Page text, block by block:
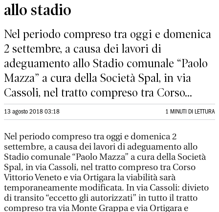
allo stadio
Nel periodo compreso tra oggi e domenica
2 settembre, a causa dei lavori di
adeguamento allo Stadio comunale “Paolo
Mazza” a cura della Società Spal, in via
Cassoli, nel tratto compreso tra Corso...
13 agosto 2018 03:18 1 MINUTI DI LETTURA
Nel periodo compreso tra oggi e domenica 2
settembre, a causa dei lavori di adeguamento allo
Stadio comunale “Paolo Mazza” a cura della Società
Spal, in via Cassoli, nel tratto compreso tra Corso
Vittorio Veneto e via Ortigara la viabilità sarà
temporaneamente modificata. In via Cassoli: divieto
di transito “eccetto gli autorizzati” in tutto il tratto
compreso tra via Monte Grappa e via Ortigara e